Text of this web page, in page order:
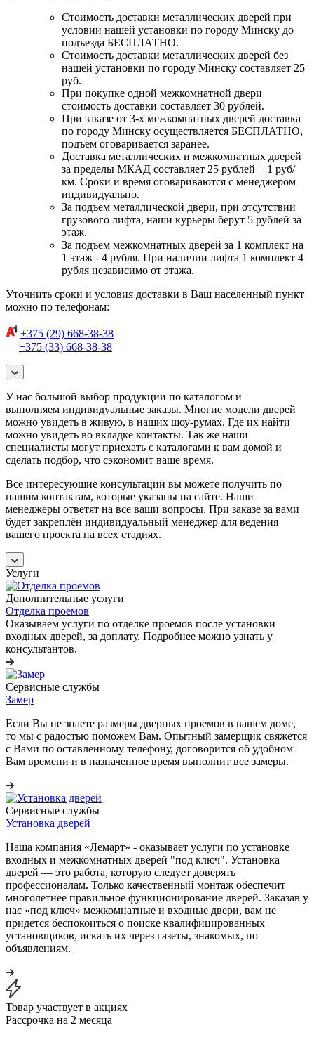
Стоимость доставки металлических дверей при
условии нашей установки по городу Минску до
подъезда БЕСПЛАТНО.
Стоимость доставки металлических дверей без
нашей установки по городу Минску составляет 25
руб.
При покупке одной межкомнатной двери
стоимость доставки составляет 30 рублей.
При заказе от 3-х межкомнатных дверей доставка
по городу Минску осуществляется БЕСПЛАТНО,
подъем оговаривается заранее.
Доставка металлических и межкомнатных дверей
за пределы МКАД составляет 25 рублей + 1 руб/
км. Сроки и время оговариваются с менеджером
индивидуально.
За подъем металлической двери, при отсутствии
грузового лифта, наши курьеры берут 5 рублей за
этаж.
За подъем межкомнатных дверей за 1 комплект на
1 этаж - 4 рубля. При наличии лифта 1 комплект 4
рубля независимо от этажа.
Уточнить сроки и условия доставки в Ваш населенный пункт
можно по телефонам:
+375 (29) 668-38-38
+375 (33) 668-38-38
У нас большой выбор продукции по каталогом и
выполняем индивидуальные заказы. Многие модели дверей
можно увидеть в живую, в наших шоу-румах. Где их найти
можно увидеть во вкладке контакты. Так же наши
специалисты могут приехать с каталогами к вам домой и
сделать подбор, что сэкономит ваше время.
Все интересующие консультации вы можете получить по
нашим контактам, которые указаны на сайте. Наши
менеджеры ответят на все ваши вопросы. При заказе за вами
будет закреплён индивидуальный менеджер для ведения
вашего проекта на всех стадиях.
Услуги
Дополнительные услуги
Отделка проемов
Оказываем услуги по отделке проемов после установки
входных дверей, за доплату. Подробнее можно узнать у
консультантов.
Сервисные службы
Замер
Если Вы не знаете размеры дверных проемов в вашем доме,
то мы с радостью поможем Вам. Опытный замерщик свяжется
с Вами по оставленному телефону, договорится об удобном
Вам времени и в назначенное время выполнит все замеры.
Сервисные службы
Установка дверей
Наша компания «Лемарт» - оказывает услуги по установке
входных и межкомнатных дверей "под ключ". Установка
дверей — это работа, которую следует доверять
профессионалам. Только качественный монтаж обеспечит
многолетнее правильное функционирование дверей. Заказав у
нас «под ключ» межкомнатные и входные двери, вам не
придется беспокоиться о поиске квалифицированных
установщиков, искать их через газеты, знакомых, по
объявлениям.
Товар участвует в акциях
Рассрочка на 2 месяца